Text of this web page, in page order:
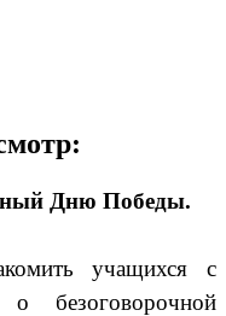
Дню Победы.
учащихся с
безоговорочной